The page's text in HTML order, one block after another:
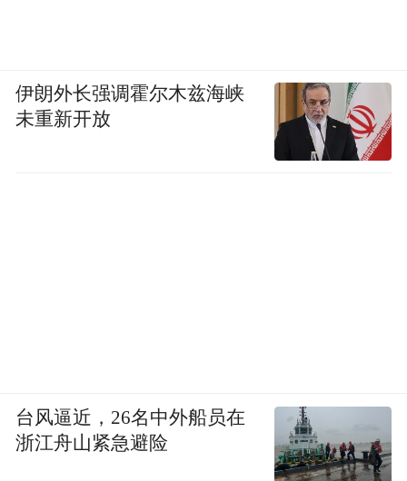
伊朗外长强调霍尔木兹海峡
未重新开放
台风逼近，26名中外船员在
浙江舟山紧急避险